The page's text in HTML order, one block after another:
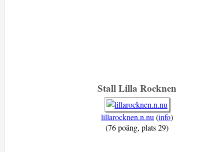
Stall Lilla Rocknen
lillarocknen.n.nu (info)
(76 poäng, plats 29)